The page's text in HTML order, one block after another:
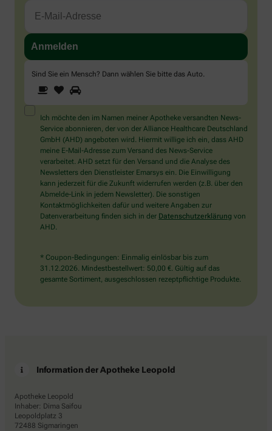
Sind Sie ein Mensch? Dann wählen Sie bitte das Auto.
Sind
Sie
ein
Mensch?
Dann
wählen
Sie
bitte
das
Auto.
1 2
Ich möchte den im Namen meiner Apotheke versandten News-
Service abonnieren, der von der Alliance Healthcare Deutschland
GmbH (AHD) angeboten wird. Hiermit willige ich ein, dass AHD
meine E-Mail-Adresse zum Versand des News-Service
verarbeitet. AHD setzt für den Versand und die Analyse des
Newsletters den Dienstleister Emarsys ein. Die Einwilligung
kann jederzeit für die Zukunft widerrufen werden (z.B. über den
Abmelde-Link in jedem Newsletter). Die sonstigen
Kontaktmöglichkeiten dafür und weitere Angaben zur
Datenverarbeitung finden sich in der Datenschutzerklärung von
AHD.
* Coupon-Bedingungen: Einmalig einlösbar bis zum
31.12.2026. Mindestbestellwert: 50,00 €. Gültig auf das
gesamte Sortiment, ausgeschlossen rezeptpflichtige Produkte.
Information der Apotheke Leopold
Apotheke Leopold
Inhaber: Dima Saifou
Leopoldplatz 3
72488 Sigmaringen